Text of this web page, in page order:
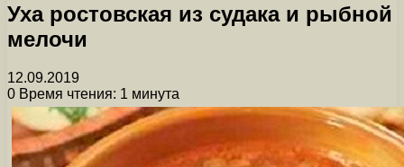
Уха ростовская из судака и рыбной
мелочи
12.09.2019
0 Время чтения: 1 минута